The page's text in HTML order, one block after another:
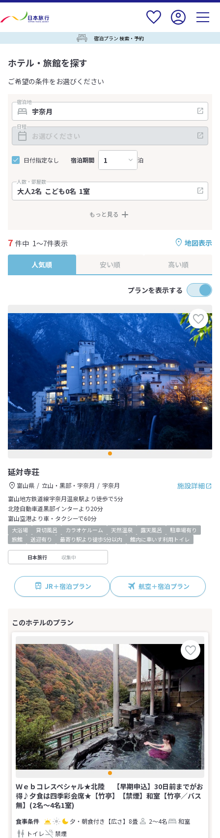
宿泊プラン 検索・予約
ホテル・旅館を探す
ご希望の条件をお選びください
宿泊地
日程
日付指定なし 宿泊期間 泊
人数・部屋数
もっと見る
地図表示
7 件中 1～7件表示
人気順 安い順 高い順
プランを表示する
延対寺荘
施設詳細
富山県 立山・黒部・宇奈月
宇奈月
富山地方鉄道線宇奈月温泉駅より徒歩で5分
北陸自動車道黒部インターより20分
富山空港より車・タクシーで60分
大浴場 貸切風呂 カラオケルーム 天然温泉 露天風呂
駐車場有り
旅館
送迎有り 最寄り駅より徒歩5分以内 館内に車いす利用トイレ
日本旅行 収集中
JR＋宿泊プラン 航空＋宿泊プラン
Ｗｅｂコレスペシャル★北陸 【早期申込】30日前までがお
得♪夕食は四季彩会席★【竹亭】【禁煙】和室【竹亭／バス
無】(2名～4名1室)
夕・朝食付き 【広さ】8畳 2～4名
和室
トイレ
禁煙